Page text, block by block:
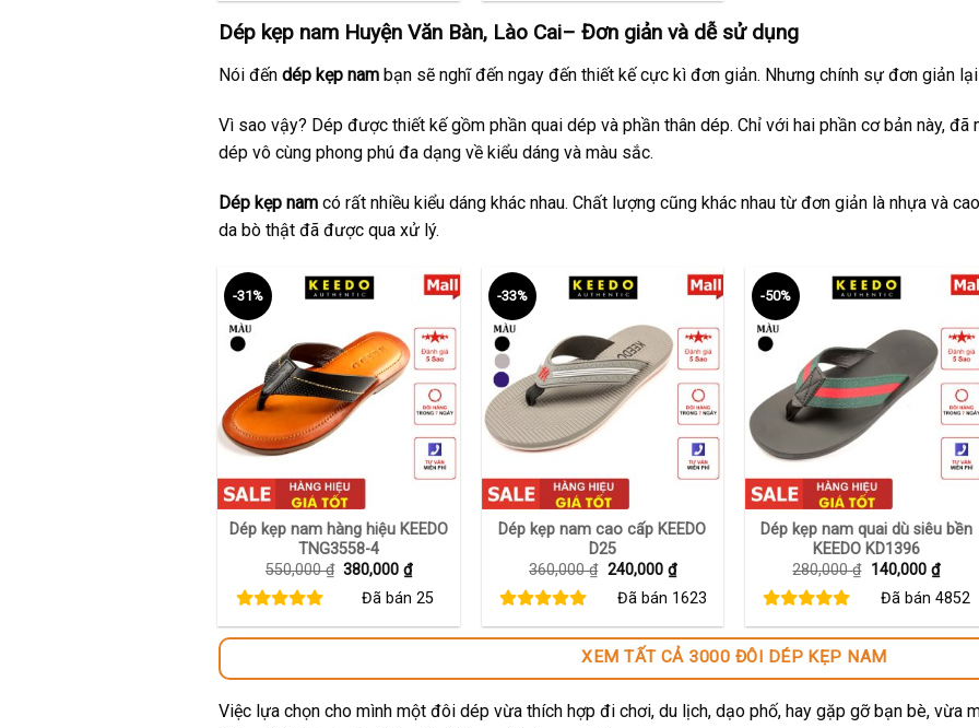
290,000 ₫.
580,000 ₫.
Dép kẹp nam Huyện Văn Bàn, Lào Cai– Đơn giản và dễ sử dụng
Nói đến dép kẹp nambạn sẽ nghĩ đến ngay đến thiết kế cực kì đơn giản. Nhưng chính sự đơn giản
Vì sao vậy? Dép được thiết kế gồm phần quai dép và phần thân dép. Chỉ với hai phần cơ bản này,
dép vô cùng phong phú đa dạng về kiểu dáng và màu sắc.
Dép kẹp namcó rất nhiều kiểu dáng khác nhau. Chất lượng cũng khác nhau từ đơn giản là nhựa và
da bò thật đã được qua xử lý.
-31%
+
Dép kẹp nam hàng hiệu KEEDO
TNG3558-4
550,000₫ Giá
380,000₫Giá
hiện
tại
380,000 ₫.
Đã bán25
-33%
+
Dép kẹp nam cao cấp KEEDO
D25
360,000₫ Giá
là:
240,000 ₫Giá
hiện
tại
240,000 ₫.
Đã bán 1623
-50%
+
Dép kẹp nam quai dù siêu bền
KEEDO KD1396
280,000₫ Giá
là:
140,000 ₫Giá
hiện
tại
Đã bán 4852
XEM TẤT CẢ 3000 ĐÔI DÉP KẸP NAM
Việc lựa chọn cho mình một đôi dép vừa thích hợp đi chơi, du lịch, dạo phố, hay gặp gỡ bạn bè, vừa